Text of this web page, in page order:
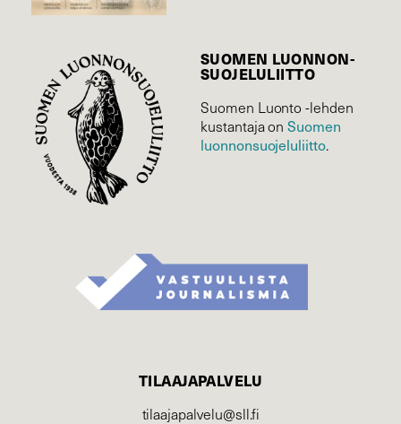
SUOMEN LUONNON­
SUOJELU­LIITTO
Suomen Luonto -lehden
kustantaja onSuomen
luonnonsuojelu­liitto.
TILAAJAPALVELU
tilaajapalvelu@sll.fi